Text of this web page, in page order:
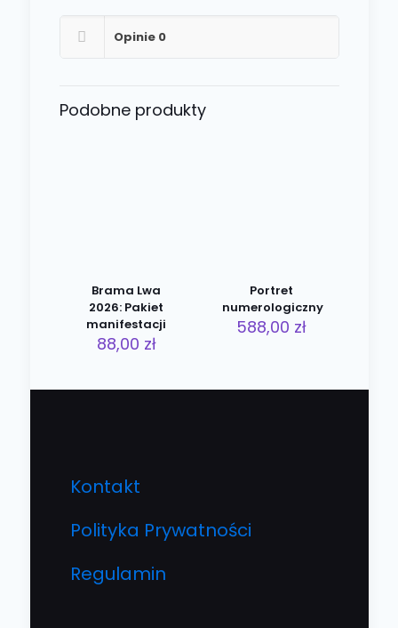
Opinie 0
Podobne produkty
Brama Lwa
2026: Pakiet
manifestacji
88,00 zł
Portret
numerologiczny
588,00 zł
Kontakt
Polityka Prywatności
Regulamin